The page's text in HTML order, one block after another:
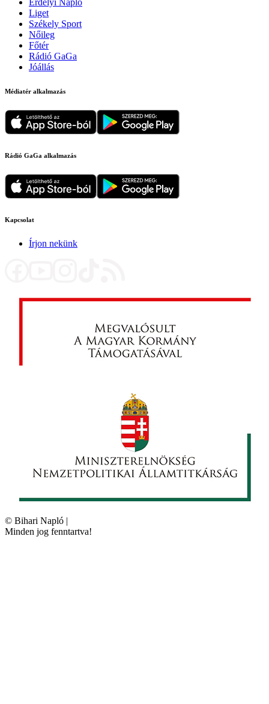
Erdélyi Napló
Liget
Székely Sport
Nőileg
Főtér
Rádió GaGa
Jóállás
Médiatér alkalmazás
Rádió GaGa alkalmazás
Kapcsolat
Írjon nekünk
© Bihari Napló |
Minden jog fenntartva!